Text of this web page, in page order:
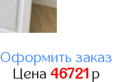
Оформить заказ
Цена 46721 р